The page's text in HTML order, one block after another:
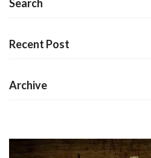
Search
Recent Post
Archive